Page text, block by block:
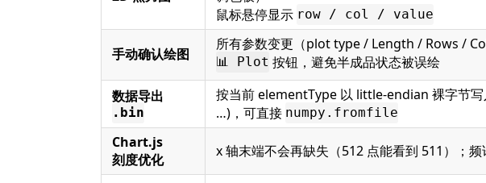
鼠标悬停显示 row / col / value
手动确认绘图
所有参数变更（plot type / Length / Rows /
📊 Plot 按钮，避免半成品状态被误绘
数据导出
.bin
按当前 elementType 以 little-endian 裸字节
…)，可直接 numpy.fromfile
Chart.js
刻度优化
x 轴末端不会再缺失（512 点能看到 511）；